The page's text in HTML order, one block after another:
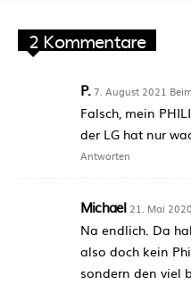
2 Kommentare
P. 7. August 2021
Falsch, mein
der LG hat nur
Antworten
Michael 21. Mai
Na endlich. Da
also doch kein
sondern den viel